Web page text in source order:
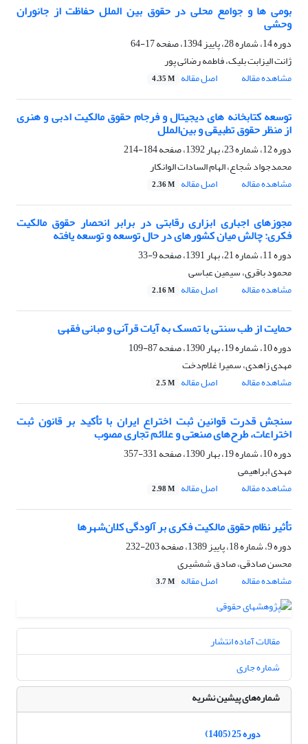
بومی ها و جوامع محلی در حقوق بین الملل حفاظت از جانوران
وحشی
دوره 14، شماره 28، پاییز 1394، صفحه
17-64
ژانت الیزابت بلیک، فاطمه رضائی پور
مشاهده مقاله
اصل مقاله 4.35 M
توسعه کتابخانه‏ های دیجیتال و فرجام حقوق مالکیت ادبی و هنری
از منظر حقوق تطبیقی و بین‌الملل
دوره 12، شماره 23، بهار 1392، صفحه
184-214
محمدجواد شجاع، الهام السادات الوانکار
مشاهده مقاله
اصل مقاله 2.36 M
مجوزهای اجباری ابزاری رقابتی در برابر انحصار حقوق مالکیت
فکری: چالش میان کشورهای در حال توسعه و توسعه یافته
دوره 11، شماره 21، بهار 1391، صفحه
9-33
محمود باقری، سیمین عباسی
مشاهده مقاله
اصل مقاله 2.16 M
حمایت از طب سنتی با تمسک به آیات قرآنی و مبانی فقهی
دوره 10، شماره 19، بهار 1390، صفحه
87-109
مهدی زاهدی، سمیرا غلام‌دخت
مشاهده مقاله
اصل مقاله 2.5 M
سنجش قدرت قوانین ثبت اختراع ایران با تأکید بر قانون ثبت
اختراعات، طرح‌های صنعتی و علائم تجاری مصوب
دوره 10، شماره 19، بهار 1390، صفحه
331-357
مهدی ابراهیمی
مشاهده مقاله
اصل مقاله 2.98 M
تأثیر نظام حقوق مالکیت فکری بر آلودگی کلان‌شهرها
دوره 9، شماره 18، پاییز 1389، صفحه
203-232
محسن صادقی، صادق شمشیری
مشاهده مقاله
اصل مقاله 3.7 M
مقالات آماده انتشار
شماره جاری
شماره‌های پیشین نشریه
دوره 25 (1405)